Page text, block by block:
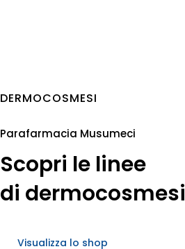
DERMOCOSMESI
Parafarmacia Musumeci
Scopri le linee
di dermocosmesi
Visualizza lo shop